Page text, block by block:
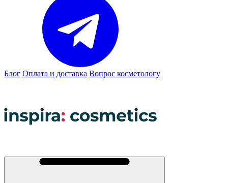
Блог Оплата и доставка Вопрос косметологу